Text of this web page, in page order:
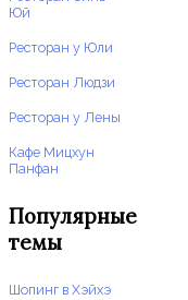
Юй
Ресторан у Юли
Ресторан Людзи
Ресторан у Лены
Кафе Мицхун
Панфан
Популярные
темы
Шопинг в Хэйхэ